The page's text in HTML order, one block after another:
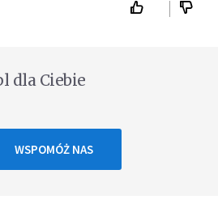
dla Ciebie
WSPOMÓŻ NAS